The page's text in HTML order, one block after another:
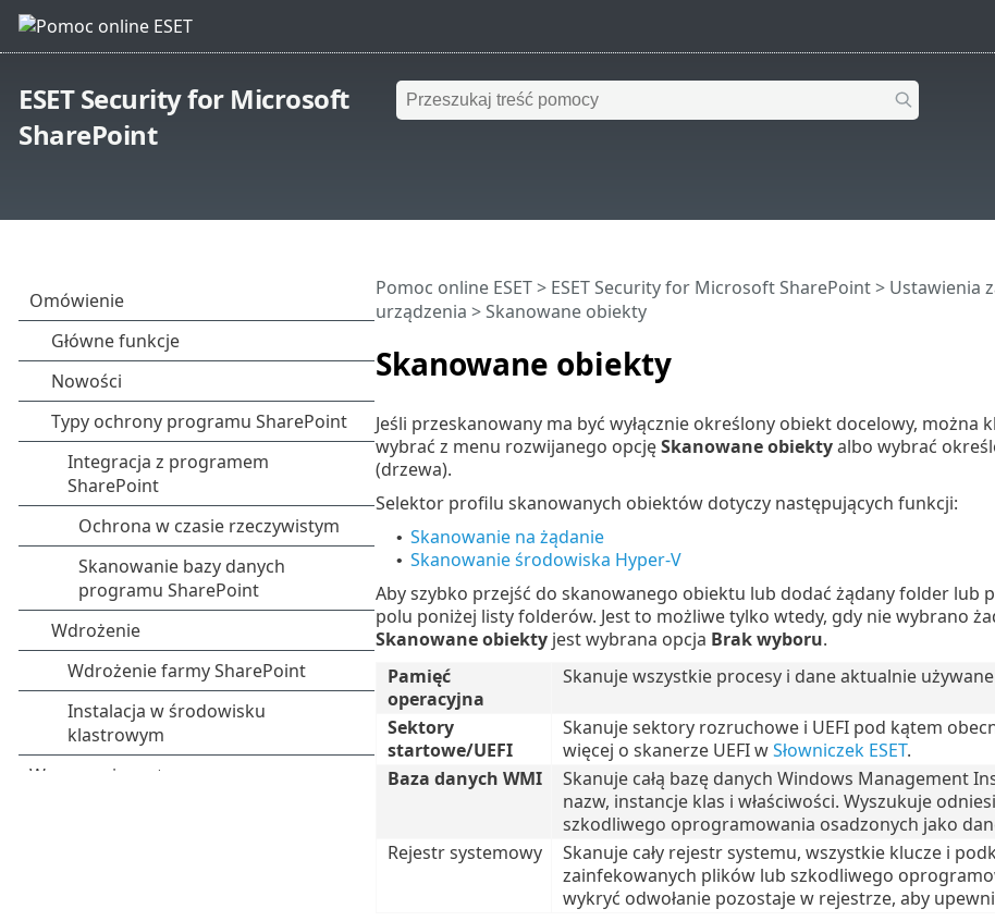
ESET Security for Microsoft
SharePoint
Skanowane obiekty
Pomoc online ESET> ESET Security for Microsoft SharePoint> Ustawienia
urządzenia > Skanowane obiekty
Jeśli przeskanowany ma być wyłącznie określony obiekt docelowy, można
wybrać z menu rozwijanego opcjęSkanowane obiektyalbo wybrać
(drzewa).
Selektor profilu skanowanych obiektów dotyczy następujących funkcji:
• Skanowanie na żądanie
• Skanowanie środowiska Hyper-V
Aby szybko przejść do skanowanego obiektu lub dodać żądany folder lub
polu poniżej listy folderów. Jest to możliwe tylko wtedy, gdy nie wybrano
Skanowane obiektyjest wybrana opcja Brak wyboru.
Pamięć
operacyjna
Skanuje wszystkie procesy i dane aktualnie
Sektory
startowe/UEFI
Skanuje sektory rozruchowe i UEFI pod kątem
więcej o skanerze UEFI wSłowniczek ESET.
Baza danych WMI
Skanuje całą bazę danych Windows Management
nazw, instancje klas i właściwości. Wyszukuje
szkodliwego oprogramowania osadzonych jako
Rejestr systemowy
Skanuje cały rejestr systemu, wszystkie klucze i
zainfekowanych plików lub szkodliwego
wykryć odwołanie pozostaje w rejestrze, aby